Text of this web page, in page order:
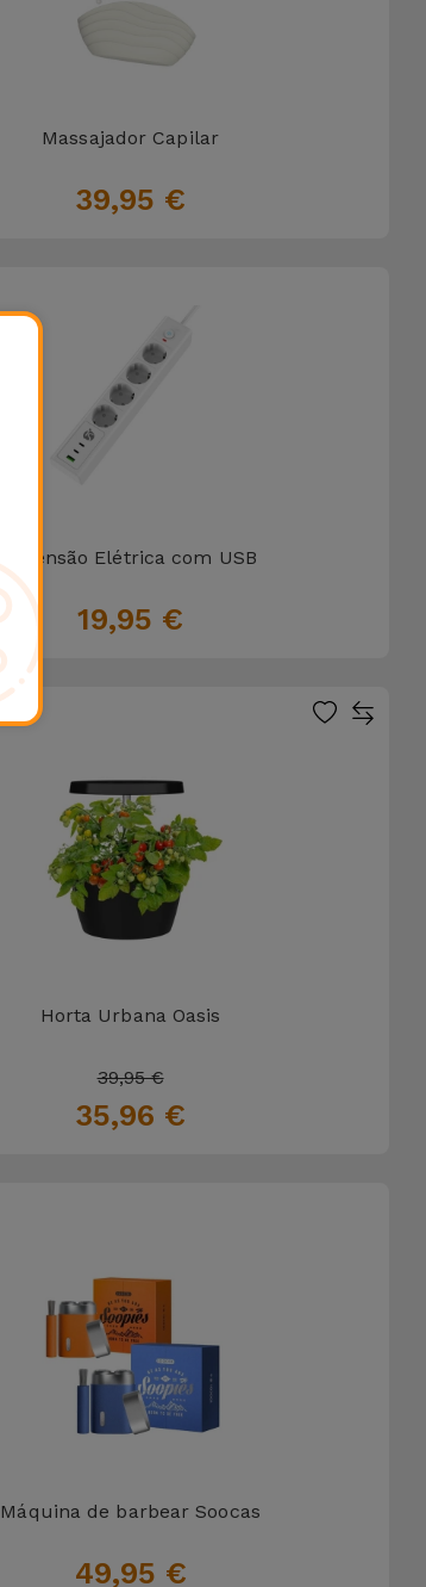
Massajador Capilar
39,95 €
Extensão Elétrica com USB
19,95 €
Horta Urbana Oasis
39,95 €
35,96 €
Máquina de barbear Soocas
49,95 €